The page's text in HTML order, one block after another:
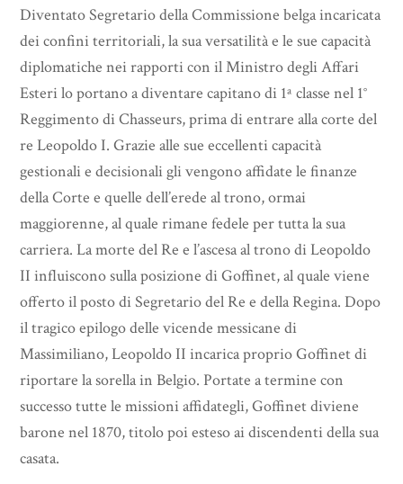
Diventato Segretario della Commissione belga incaricata
dei confini territoriali, la sua versatilità e le sue capacità
diplomatiche nei rapporti con il Ministro degli Affari
Esteri lo portano a diventare capitano di 1ª classe nel 1°
Reggimento di Chasseurs, prima di entrare alla corte del
re Leopoldo I. Grazie alle sue eccellenti capacità
gestionali e decisionali gli vengono affidate le finanze
della Corte e quelle dell’erede al trono, ormai
maggiorenne, al quale rimane fedele per tutta la sua
carriera. La morte del Re e l’ascesa al trono di Leopoldo
II influiscono sulla posizione di Goffinet, al quale viene
offerto il posto di Segretario del Re e della Regina. Dopo
il tragico epilogo delle vicende messicane di
Massimiliano, Leopoldo II incarica proprio Goffinet di
riportare la sorella in Belgio. Portate a termine con
successo tutte le missioni affidategli, Goffinet diviene
barone nel 1870, titolo poi esteso ai discendenti della sua
casata.